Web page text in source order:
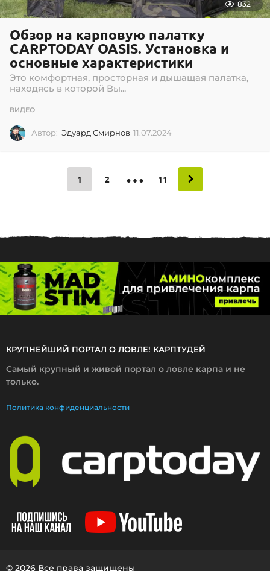
832
Обзор на карповую палатку
CARPTODAY OASIS. Установка и
основные характеристики
Это комфортная, просторная и дышащая палатка,
находясь в которой Вы...
ВИДЕО
Автор: Эдуард Смирнов 11.07.2024
4
1 2 … 11
КРУПНЕЙШИЙ ПОРТАЛ О ЛОВЛЕ! КАРПТУДЕЙ
Самый крупный и живой портал о ловле карпа и не
только.
Политика конфиденциальности
© 2026 Все права защищены